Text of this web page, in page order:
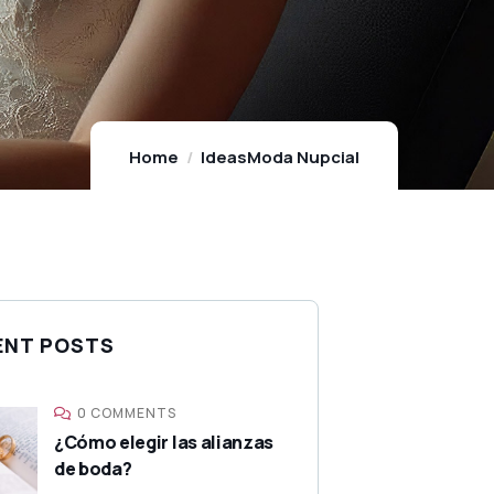
Home IdeasModa Nupcial
POSTS
0 COMMENTS
¿Cómo elegir las alianzas
de boda?